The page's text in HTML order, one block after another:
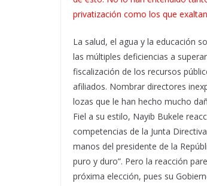
privatización como los que
La salud, el agua y la educación
las múltiples deficiencias a
fiscalización de los recursos
afiliados. Nombrar directores
lozas que le han hecho mucho
Fiel a su estilo, Nayib Bukele
competencias de la Junta
manos del presidente de la
puro y duro”. Pero la reacción
próxima elección, pues su